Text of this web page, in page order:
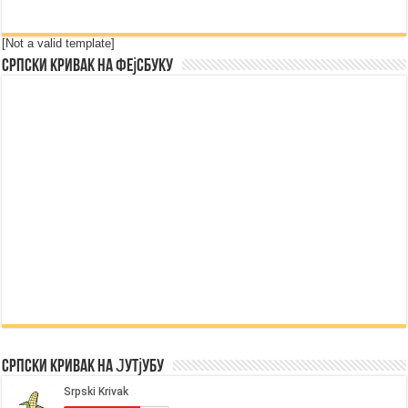
[Not a valid template]
Српски Кривак на Фејсбуку
Српски Кривак на Јутјубу